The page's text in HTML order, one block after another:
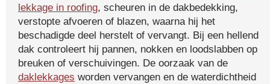
lekkage in roofing, scheuren in de dakbedekking,
verstopte afvoeren of blazen, waarna hij het
beschadigde deel herstelt of vervangt. Bij een hellend
dak controleert hij pannen, nokken en loodslabben op
breuken of verschuivingen. De oorzaak van de
daklekkages worden vervangen en de waterdichtheid